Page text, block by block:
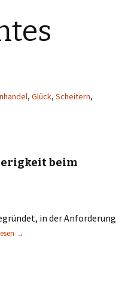
, Glück, Scheitern,
beim
in der Anforderung
versus echtes Leben
→